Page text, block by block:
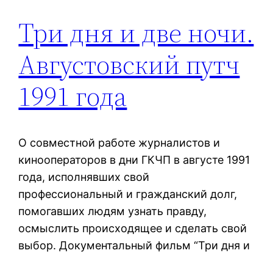
Три дня и две ночи.
Августовский путч
1991 года
О совместной работе журналистов и
кинооператоров в дни ГКЧП в августе 1991
года, исполнявших свой
профессиональный и гражданский долг,
помогавших людям узнать правду,
осмыслить происходящее и сделать свой
выбор. Документальный фильм “Три дня и